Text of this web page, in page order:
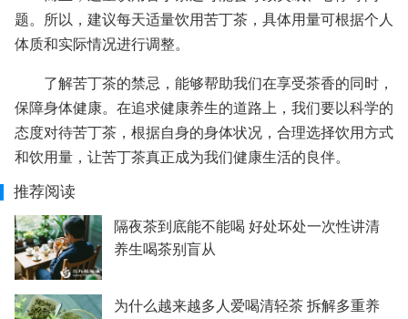
题。所以，建议每天适量饮用苦丁茶，具体用量可根据个人
体质和实际情况进行调整。
了解苦丁茶的禁忌，能够帮助我们在享受茶香的同时，
保障身体健康。在追求健康养生的道路上，我们要以科学的
态度对待苦丁茶，根据自身的身体状况，合理选择饮用方式
和饮用量，让苦丁茶真正成为我们健康生活的良伴。
推荐阅读
隔夜茶到底能不能喝 好处坏处一次性讲清
养生喝茶别盲从
为什么越来越多人爱喝清轻茶 拆解多重养